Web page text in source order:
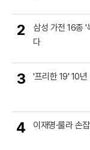
2
삼성 가전 16종 '
다
3 '프리한 19' 10
4 이재명·룰라 손